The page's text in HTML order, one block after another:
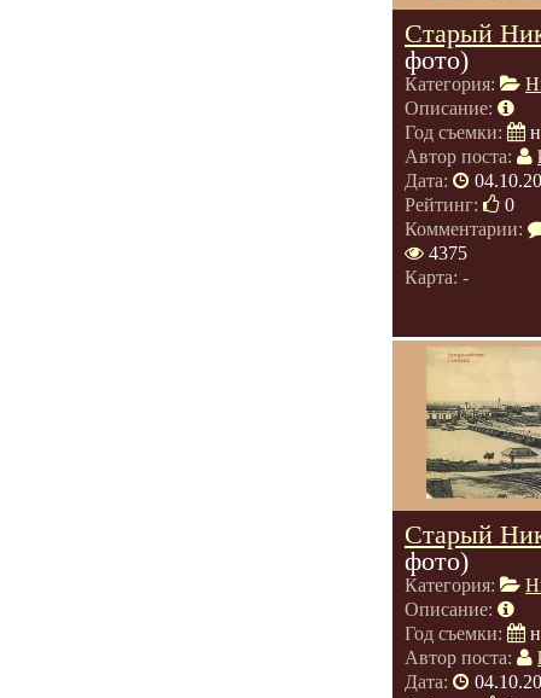
Старый
фото)
Категория:
Описание:
Год съемки:
Автор поста:
Дата:
Рейтинг:
0
Комментарии:
4375
Карта: -
Старый
фото)
Категория:
Описание:
Год съемки:
Автор поста:
Дата: